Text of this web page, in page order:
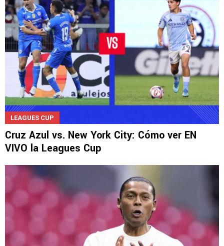
Cruz Azul vs. New York City: Cómo ver EN
VIVO la Leagues Cup